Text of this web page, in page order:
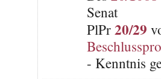
Senat
PlPr20/29
- Kenntnis